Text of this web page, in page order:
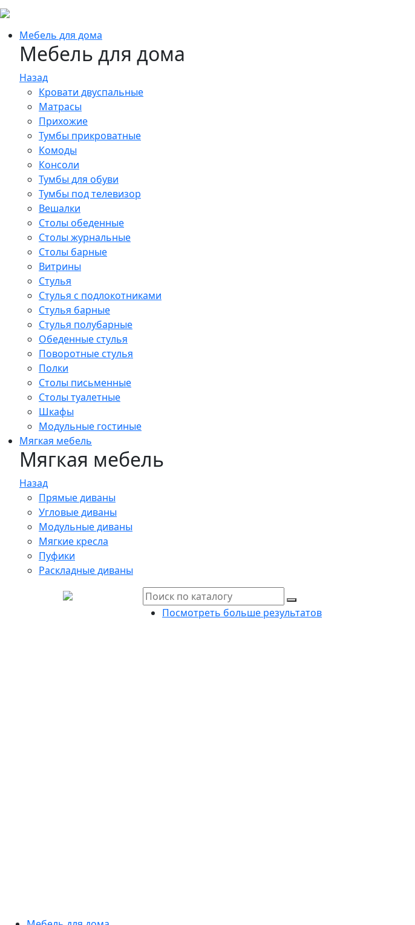
Мебель для дома
Мебель для дома
Назад
Кровати двуспальные
Матрасы
Прихожие
Тумбы прикроватные
Комоды
Консоли
Тумбы для обуви
Тумбы под телевизор
Вешалки
Столы обеденные
Столы журнальные
Столы барные
Витрины
Стулья
Стулья с подлокотниками
Стулья барные
Стулья полубарные
Обеденные стулья
Поворотные стулья
Полки
Столы письменные
Столы туалетные
Шкафы
Модульные гостиные
Мягкая мебель
Мягкая мебель
Назад
Прямые диваны
Угловые диваны
Модульные диваны
Мягкие кресла
Пуфики
Раскладные диваны
Посмотреть больше результатов